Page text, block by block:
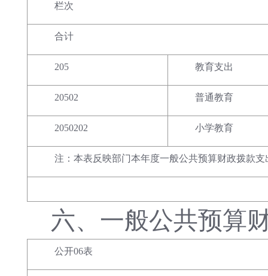
栏次
合计
205 教育支出
20502 普通教育
2050202 小学教育
注：本表反映部门本年度一般公共预算财政拨款支
六、 一般公共预算
公开06表